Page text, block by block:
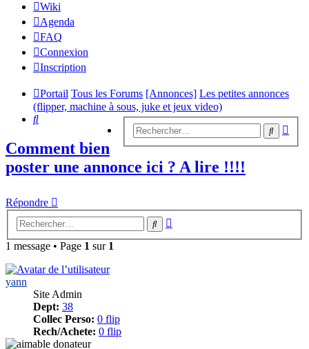
Wiki
Agenda
FAQ
Connexion
Inscription
Portail Tous les Forums [Annonces] Les petites annonces
(flipper, machine à sous, juke et jeux video)
Rechercher
Comment bien
poster une annonce ici ? A lire !!!!
Répondre
Rechercher
1 message • Page 1 sur 1
yann
Site Admin
Dept: 38
Collec Perso: 0 flip
Rech/Achete: 0 flip